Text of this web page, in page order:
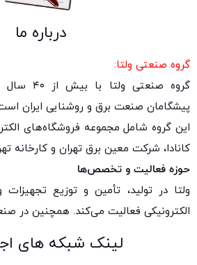
درباره ما
گروه صنعتی ولتا:
گروه
پیشگامان صنعت برق و روشنایی ایران
این گروه شامل مجموعه فروشگاه‌های
کانادا، شرکت معین برق تهران و کارخانه
حوزه فعالیت و تخصص‌ها
ولتا در تولید، تأمین و توزیع
الکترونیکی فعالیت می‌کند. همچنین در
لینک شبکه های